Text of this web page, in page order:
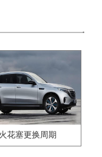
火花塞更换周期